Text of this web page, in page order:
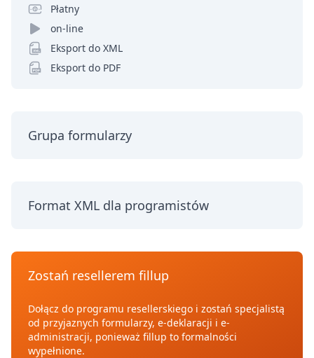
Płatny
on-line
Eksport do XML
Eksport do PDF
Grupa formularzy
Format XML dla programistów
Zostań resellerem fillup
Dołącz do programu resellerskiego i zostań specjalistą
od przyjaznych formularzy, e-deklaracji i e-
administracji, ponieważ fillup to formalności
wypełnione.